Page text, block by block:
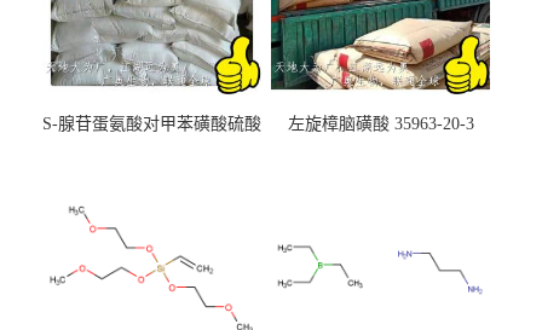
S-腺苷蛋氨酸对甲苯磺酸硫酸
左旋樟脑磺酸 35963-20-3